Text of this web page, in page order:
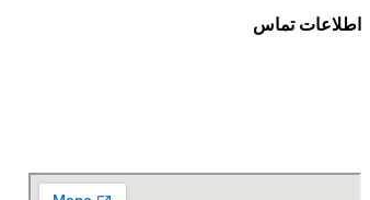
اطلاعات تماس